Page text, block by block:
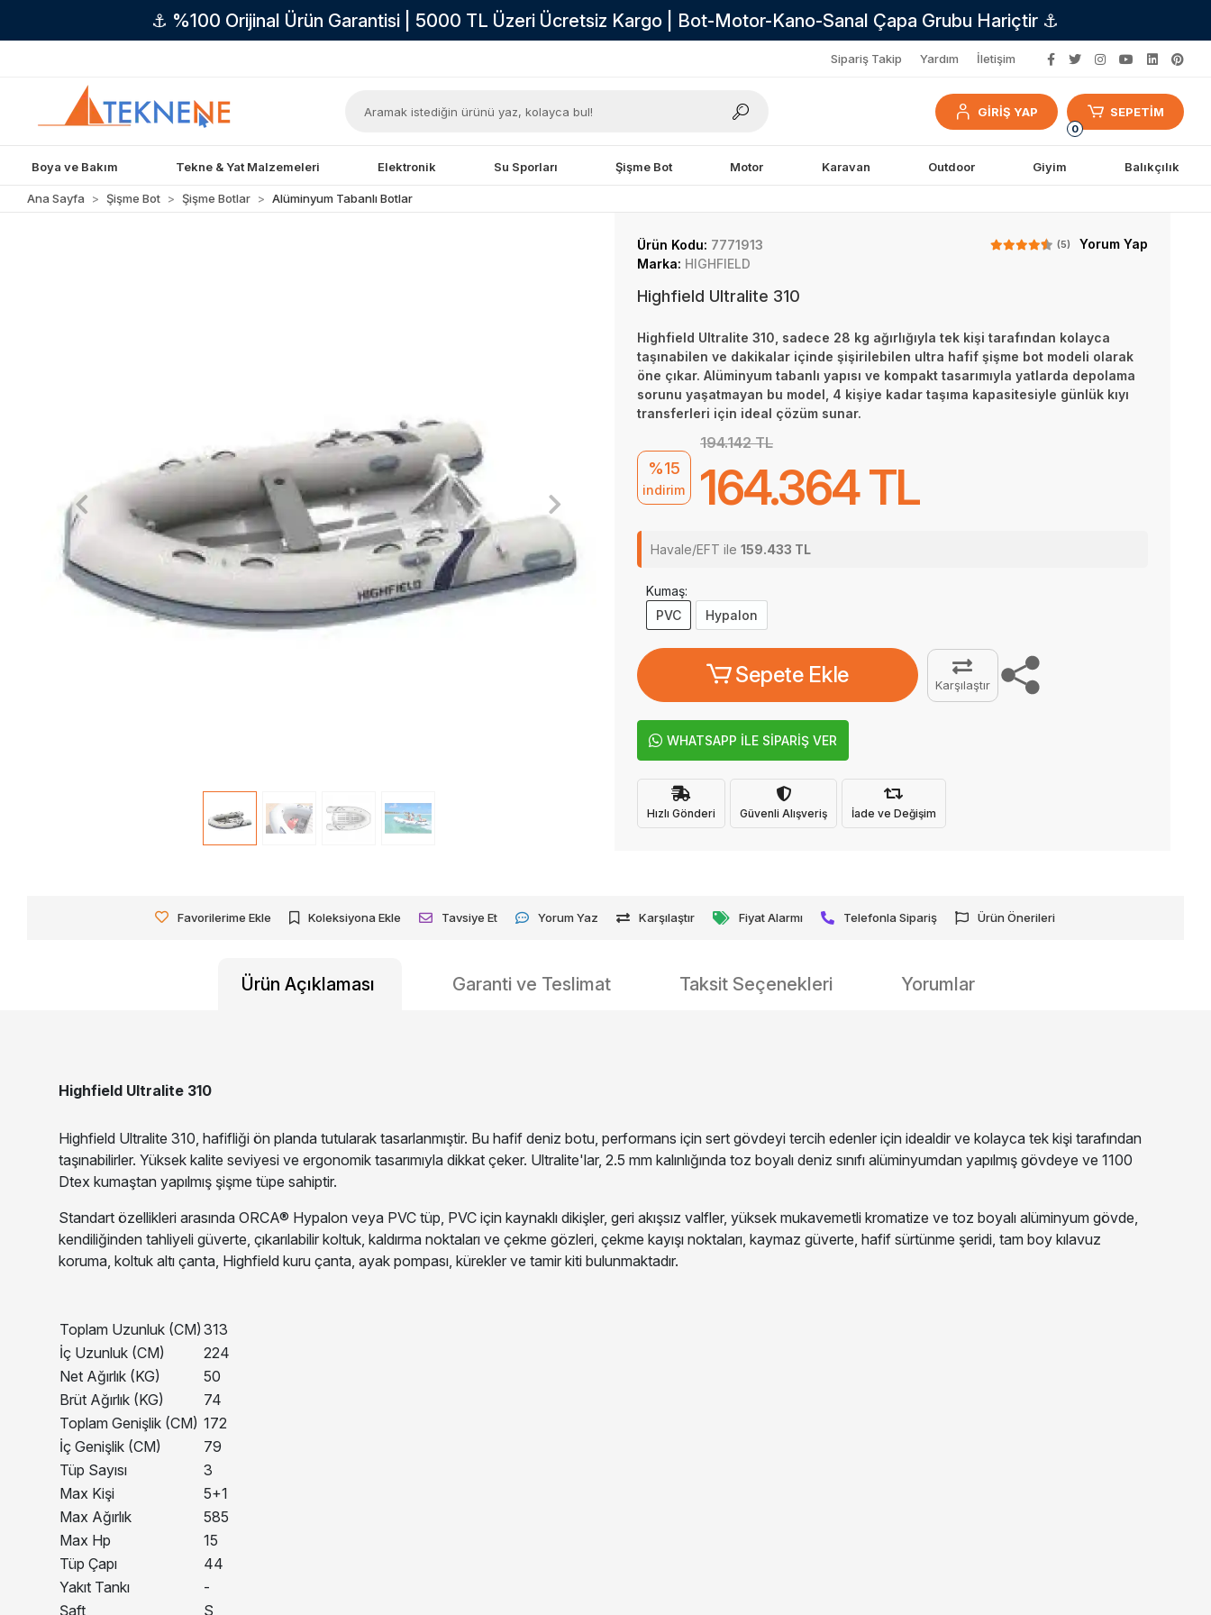
⚓ %100 Orijinal Ürün Garantisi | 5000 TL Üzeri Ücretsiz Kargo | Bot-Motor-Kano-Sanal Çapa Grubu Hariçtir ⚓
Sipariş Takip Yardım İletişim
GİRİŞ YAP
0
SEPETİM
Boya ve Bakım Tekne & Yat Malzemeleri Elektronik Su Sporları Şişme Bot Motor Karavan Outdoor Giyim Balıkçılık
Ana Sayfa Şişme Bot Şişme Botlar Alüminyum Tabanlı Botlar
Ürün Kodu: 7771913 (5)
Yorum Yap
Marka: HIGHFIELD
Highfield Ultralite 310
Highfield Ultralite 310, sadece 28 kg ağırlığıyla tek kişi tarafından kolayca
taşınabilen ve dakikalar içinde şişirilebilen ultra hafif şişme bot modeli olarak
öne çıkar. Alüminyum tabanlı yapısı ve kompakt tasarımıyla yatlarda depolama
sorunu yaşatmayan bu model, 4 kişiye kadar taşıma kapasitesiyle günlük kıyı
transferleri için ideal çözüm sunar.
%15
indirim
194.142 TL
164.364 TL
Havale/EFT ile 159.433 TL
Kumaş:
PVC
Hypalon
Sepete Ekle Karşılaştır
WHATSAPP İLE SİPARİŞ VER
Hızlı Gönderi Güvenli Alışveriş İade ve Değişim
Favorilerime Ekle Koleksiyona Ekle Tavsiye Et Yorum Yaz Karşılaştır Fiyat Alarmı Telefonla Sipariş Ürün Önerileri
Ürün Açıklaması Garanti ve Teslimat Taksit Seçenekleri Yorumlar
Highfield Ultralite 310
Highfield Ultralite 310, hafifliği ön planda tutularak tasarlanmıştir. Bu hafif deniz botu, performans için sert gövdeyi tercih edenler için idealdir ve kolayca tek kişi tarafından
taşınabilirler. Yüksek kalite seviyesi ve ergonomik tasarımıyla dikkat çeker. Ultralite'lar, 2.5 mm kalınlığında toz boyalı deniz sınıfı alüminyumdan yapılmış gövdeye ve 1100
Dtex kumaştan yapılmış şişme tüpe sahiptir.
Standart özellikleri arasında ORCA® Hypalon veya PVC tüp, PVC için kaynaklı dikişler, geri akışsız valfler, yüksek mukavemetli kromatize ve toz boyalı alüminyum gövde,
kendiliğinden tahliyeli güverte, çıkarılabilir koltuk, kaldırma noktaları ve çekme gözleri, çekme kayışı noktaları, kaymaz güverte, hafif sürtünme şeridi, tam boy kılavuz
koruma, koltuk altı çanta, Highfield kuru çanta, ayak pompası, kürekler ve tamir kiti bulunmaktadır.
Toplam Uzunluk (CM) 313
İç Uzunluk (CM)
224
Net Ağırlık (KG)
50
Brüt Ağırlık (KG)
74
Toplam Genişlik (CM) 172
İç Genişlik (CM)
79
Tüp Sayısı
3
Max Kişi
5+1
Max Ağırlık
585
Max Hp
15
Tüp Çapı
44
Yakıt Tankı
-
Şaft
S